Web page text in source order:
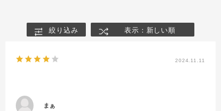
絞り込み 表示：新しい順
2024.11.11
まぁ